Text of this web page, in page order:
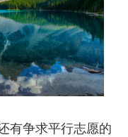
有争求平行志愿的